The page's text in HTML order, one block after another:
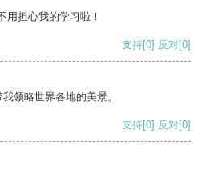
用担心我的学习啦！
支持[0] 反对[0]
领略世界各地的美景。
支持[0] 反对[0]